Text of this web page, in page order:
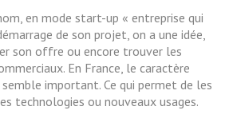
en mode start-up « entreprise qui
de son projet, on a une idée,
son offre ou encore trouver les
En France, le caractère
important. Ce qui permet de les
technologies ou nouveaux usages.